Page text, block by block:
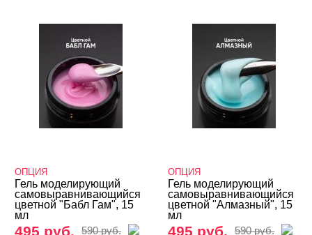
ОПЦИЯ
Гель моделирующий
самовыравнивающийся
цветной "Бабл Гам", 15
мл
495 руб. 590 руб.
ОПЦИЯ
Гель моделирующий
самовыравнивающийся
цветной "Алмазный", 15
мл
495 руб. 590 руб.